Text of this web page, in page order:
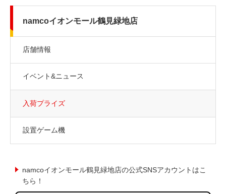
namcoイオンモール鶴見緑地店
店舗情報
イベント&ニュース
入荷プライズ
設置ゲーム機
namcoイオンモール鶴見緑地店の公式SNSアカウントはこ
ちら！